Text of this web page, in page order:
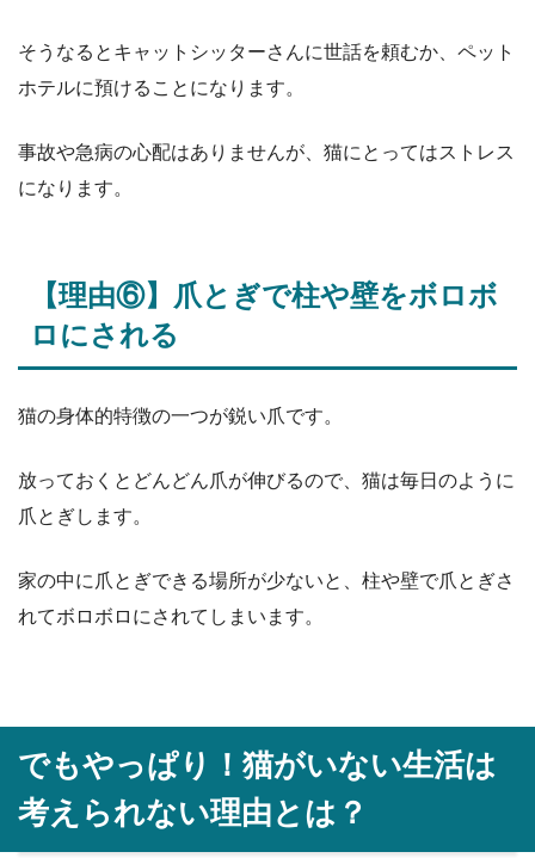
そうなるとキャットシッターさんに世話を頼むか、ペット
ホテルに預けることになります。
事故や急病の心配はありませんが、猫にとってはストレス
になります。
【理由⑥】爪とぎで柱や壁をボロボ
ロにされる
猫の身体的特徴の一つが鋭い爪です。
放っておくとどんどん爪が伸びるので、猫は毎日のように
爪とぎします。
家の中に爪とぎできる場所が少ないと、柱や壁で爪とぎさ
れてボロボロにされてしまいます。
でもやっぱり！猫がいない生活は
考えられない理由とは？